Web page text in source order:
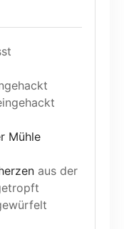
Mühle
aus der